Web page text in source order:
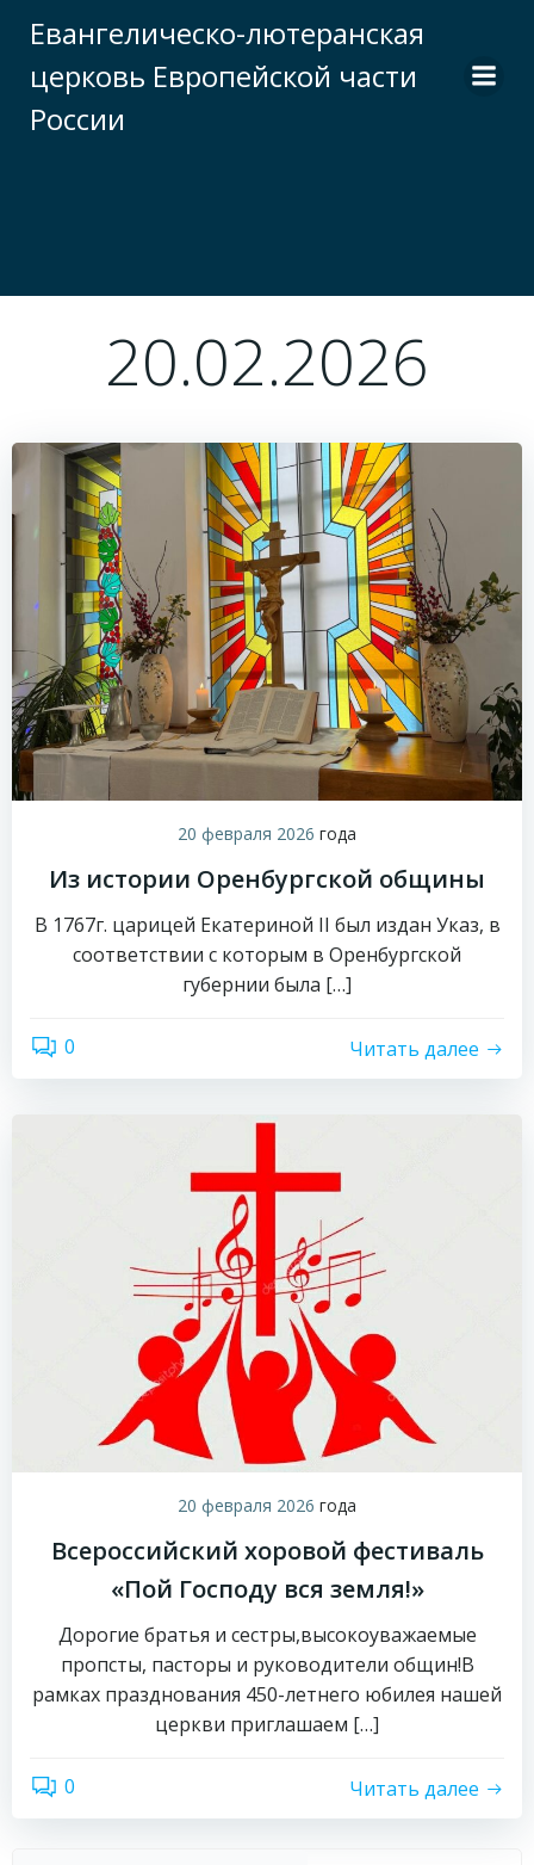
к
содержимому
Евангелическо-лютеранская
церковь Европейской части
России
20.02.2026
20 февраля 2026 года
Из истории Оренбургской общины
В 1767г. царицей Екатериной II был издан Указ, в
соответствии с которым в Оренбургской
губернии была […]
0 Читать далее
20 февраля 2026 года
Всероссийский хоровой фестиваль
«Пой Господу вся земля!»
Дорогие братья и сестры,высокоуважаемые
пропсты, пасторы и руководители общин!В
рамках празднования 450-летнего юбилея нашей
церкви приглашаем […]
0 Читать далее